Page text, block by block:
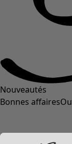
Nouveautés
Bonnes affaires